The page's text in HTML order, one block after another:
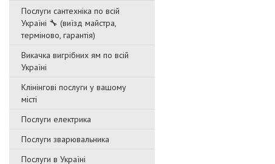
Послуги сантехніка по всій
Україні 🔧 (виїзд майстра,
терміново, гарантія)
Викачка вигрібних ям по всій
Україні
Клінінгові послуги у вашому
місті
Послуги електрика
Послуги зварювальника
Послуги в Україні